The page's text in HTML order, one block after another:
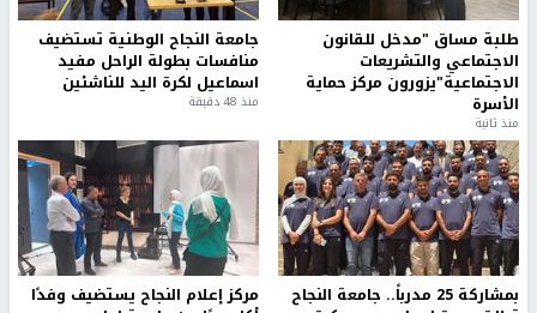
طلبة مساق "مدخل للقانون
الاجتماعي والتشريعات
الاجتماعية"يزورون مركز حماية
الأسرة
منذ ثانية
جامعة النجاح الوطنية تستضيف
منافسات بطولة الراحل مفيد
اسماعيل لكرة اليد للناشئين
منذ 48 دقيقة
بمشاركة 25 مدرباً.. جامعة النجاح مركز إعلام النجاح يستضيف وفدًا